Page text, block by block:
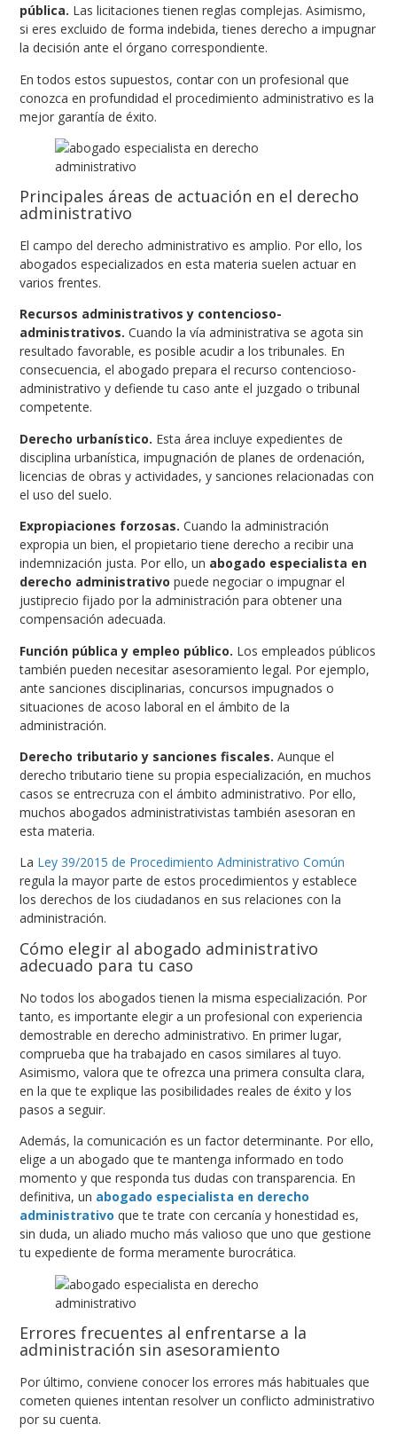
pública. Las licitaciones tienen reglas complejas. Asimismo,
si eres excluido de forma indebida, tienes derecho a impugnar
la decisión ante el órgano correspondiente.
En todos estos supuestos, contar con un profesional que
conozca en profundidad el procedimiento administrativo es la
mejor garantía de éxito.
Principales áreas de actuación en el derecho
administrativo
El campo del derecho administrativo es amplio. Por ello, los
abogados especializados en esta materia suelen actuar en
varios frentes.
Recursos administrativos y contencioso-
administrativos. Cuando la vía administrativa se agota sin
resultado favorable, es posible acudir a los tribunales. En
consecuencia, el abogado prepara el recurso contencioso-
administrativo y defiende tu caso ante el juzgado o tribunal
competente.
Derecho urbanístico. Esta área incluye expedientes de
disciplina urbanística, impugnación de planes de ordenación,
licencias de obras y actividades, y sanciones relacionadas con
el uso del suelo.
Expropiaciones forzosas. Cuando la administración
expropia un bien, el propietario tiene derecho a recibir una
indemnización justa. Por ello, un abogado especialista en
derecho administrativo puede negociar o impugnar el
justiprecio fijado por la administración para obtener una
compensación adecuada.
Función pública y empleo público. Los empleados públicos
también pueden necesitar asesoramiento legal. Por ejemplo,
ante sanciones disciplinarias, concursos impugnados o
situaciones de acoso laboral en el ámbito de la
administración.
Derecho tributario y sanciones fiscales. Aunque el
derecho tributario tiene su propia especialización, en muchos
casos se entrecruza con el ámbito administrativo. Por ello,
muchos abogados administrativistas también asesoran en
esta materia.
La Ley 39/2015 de Procedimiento Administrativo Común
regula la mayor parte de estos procedimientos y establece
los derechos de los ciudadanos en sus relaciones con la
administración.
Cómo elegir al abogado administrativo
adecuado para tu caso
No todos los abogados tienen la misma especialización. Por
tanto, es importante elegir a un profesional con experiencia
demostrable en derecho administrativo. En primer lugar,
comprueba que ha trabajado en casos similares al tuyo.
Asimismo, valora que te ofrezca una primera consulta clara,
en la que te explique las posibilidades reales de éxito y los
pasos a seguir.
Además, la comunicación es un factor determinante. Por ello,
elige a un abogado que te mantenga informado en todo
momento y que responda tus dudas con transparencia. En
definitiva, un abogado especialista en derecho
administrativo que te trate con cercanía y honestidad es,
sin duda, un aliado mucho más valioso que uno que gestione
tu expediente de forma meramente burocrática.
Errores frecuentes al enfrentarse a la
administración sin asesoramiento
Por último, conviene conocer los errores más habituales que
cometen quienes intentan resolver un conflicto administrativo
por su cuenta.